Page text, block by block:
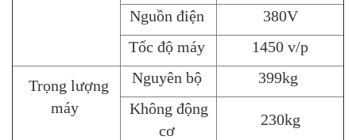
Nguồn điện
380V
Tốc độ máy
1450 v/p
Trọng lượng
máy
Nguyên bộ
399kg
Không động
cơ
230kg